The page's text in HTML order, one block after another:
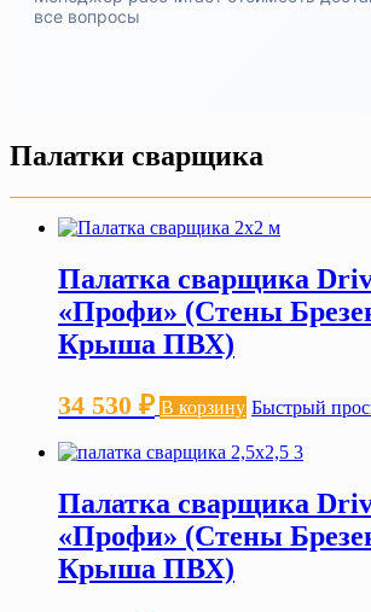
все вопросы
Палатки сварщика
Палатка сварщика
«Профи» (Стены
Крыша ПВХ)
34 530 ₽ В корзину Быстрый
Палатка сварщика
«Профи» (Стены
Крыша ПВХ)